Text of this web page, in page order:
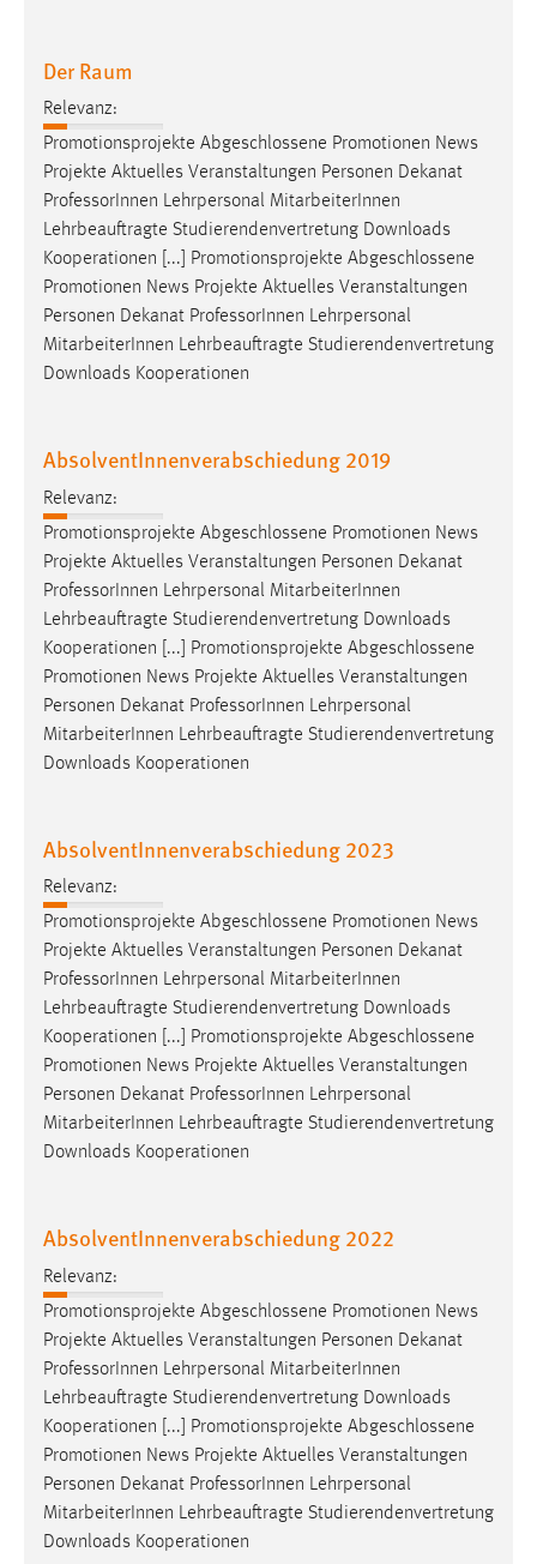
Der Raum
Relevanz:
Promotionsprojekte Abgeschlossene Promotionen News
Projekte Aktuelles Veranstaltungen Personen Dekanat
ProfessorInnen Lehrpersonal MitarbeiterInnen
Lehrbeauftragte Studierendenvertretung Downloads
Kooperationen [...] Promotionsprojekte Abgeschlossene
Promotionen News Projekte Aktuelles Veranstaltungen
Personen Dekanat ProfessorInnen Lehrpersonal
MitarbeiterInnen Lehrbeauftragte Studierendenvertretung
Downloads Kooperationen
AbsolventInnenverabschiedung 2019
Relevanz:
Promotionsprojekte Abgeschlossene Promotionen News
Projekte Aktuelles Veranstaltungen Personen Dekanat
Professor Innen Lehrpersonal MitarbeiterInnen
Lehrbeauftragte Studierendenvertretung Downloads
Kooperationen [...] Promotionsprojekte Abgeschlossene
Promotionen News Projekte Aktuelles Veranstaltungen
Personen Dekanat Professor Innen Lehrpersonal
MitarbeiterInnen Lehrbeauftragte Studierendenvertretung
Downloads Kooperationen
AbsolventInnenverabschiedung 2023
Relevanz:
Promotionsprojekte Abgeschlossene Promotionen News
Projekte Aktuelles Veranstaltungen Personen Dekanat
ProfessorInnen Lehrpersonal MitarbeiterInnen
Lehrbeauftragte Studierendenvertretung Downloads
Kooperationen [...] Promotionsprojekte Abgeschlossene
Promotionen News Projekte Aktuelles Veranstaltungen
Personen Dekanat ProfessorInnen Lehrpersonal
MitarbeiterInnen Lehrbeauftragte Studierendenvertretung
Downloads Kooperationen
AbsolventInnenverabschiedung 2022
Relevanz:
Promotionsprojekte Abgeschlossene Promotionen News
Projekte Aktuelles Veranstaltungen Personen Dekanat
Professor Innen Lehrpersonal MitarbeiterInnen
Lehrbeauftragte Studierendenvertretung Downloads
Kooperationen [...] Promotionsprojekte Abgeschlossene
Promotionen News Projekte Aktuelles Veranstaltungen
Personen Dekanat Professor Innen Lehrpersonal
MitarbeiterInnen Lehrbeauftragte Studierendenvertretung
Downloads Kooperationen